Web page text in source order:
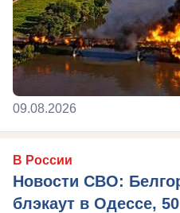
09.08.2026
В России
Новости СВО:
блэкаут в Одессе,